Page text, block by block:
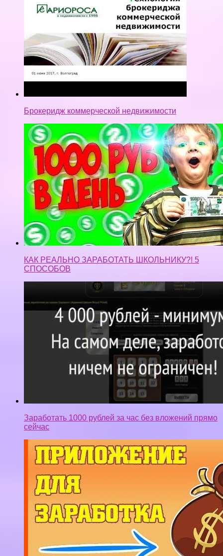
Брокеридж коммерческой недвижимости
КАК РЕАЛЬНО ЗАРАБОТАТЬ ШКОЛЬНИКУ?! 5
СПОСОБОВ
Заработать 1000 рублей за час без вложений прямо
сейчас